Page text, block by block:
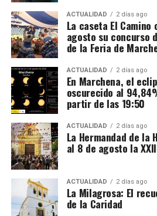
ACTUALIDAD 2 días ago
La caseta El
agosto su concurso
de la Feria de
ACTUALIDAD 2 días ago
En Marchena, el
oscurecido al
partir de las 19:50
ACTUALIDAD 2 días ago
La Hermandad de la
al 8 de agosto la
ACTUALIDAD 2 días ago
La Milagrosa: El
de la Caridad